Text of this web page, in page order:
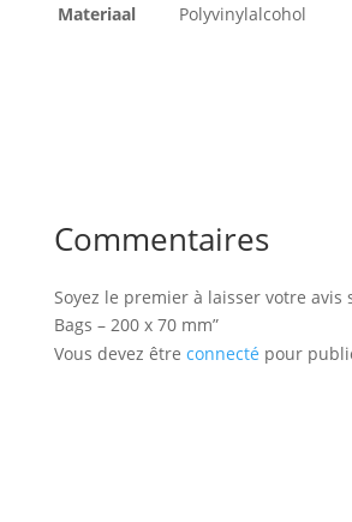
Materiaal
Polyvinylalcohol
Commentaires
Soyez le premier à laisser votre avis
Bags – 200 x 70 mm”
Vous devez être connecté pour